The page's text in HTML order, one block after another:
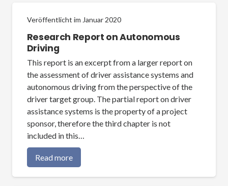
Veröffentlicht im Januar 2020
Research Report on Autonomous
Driving
This report is an excerpt from a larger report on
the assessment of driver assistance systems and
autonomous driving from the perspective of the
driver target group. The partial report on driver
assistance systems is the property of a project
sponsor, therefore the third chapter is not
included in this…
Read more